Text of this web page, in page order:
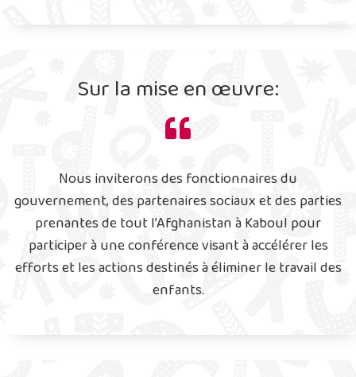
Sur la mise en œuvre:
Nous inviterons des fonctionnaires du
gouvernement, des partenaires sociaux et des parties
prenantes de tout l’Afghanistan à Kaboul pour
participer à une conférence visant à accélérer les
efforts et les actions destinés à éliminer le travail des
enfants.